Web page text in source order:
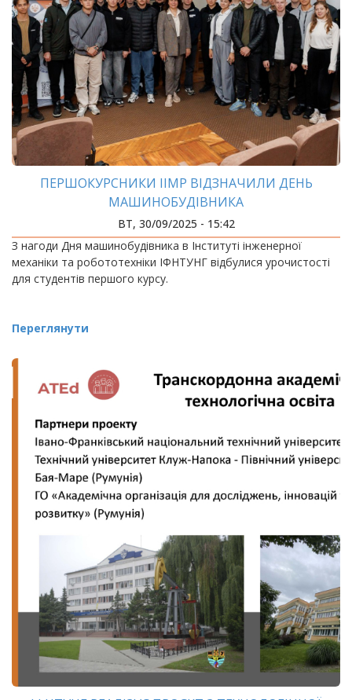
ПЕРШОКУРСНИКИ ІІМР ВІДЗНАЧИЛИ ДЕНЬ
МАШИНОБУДІВНИКА
ВТ, 30/09/2025 - 15:42
З нагоди Дня машинобудівника в Інституті інженерної
механіки та робототехніки ІФНТУНГ відбулися урочистості
для студентів першого курсу.
Переглянути